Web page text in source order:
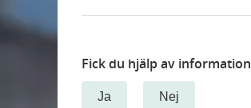
Fick du hjälp av
Ja Nej